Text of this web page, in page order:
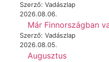
Szerző: Vadászlap
2026.08.06.
Már Finnországban
Szerző: Vadászlap
2026.08.05.
Augusztus